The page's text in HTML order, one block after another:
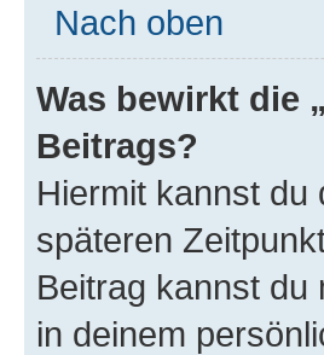
Nach oben
Was bewirkt die
Beitrags?
Hiermit kannst du
späteren
Beitrag kannst du
in deinem